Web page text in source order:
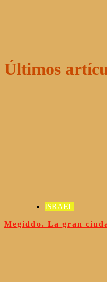
Últimos
ISRAEL
Megiddo. La gran